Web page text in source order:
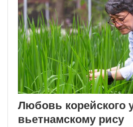
Любовь корейского
вьетнамскому рису